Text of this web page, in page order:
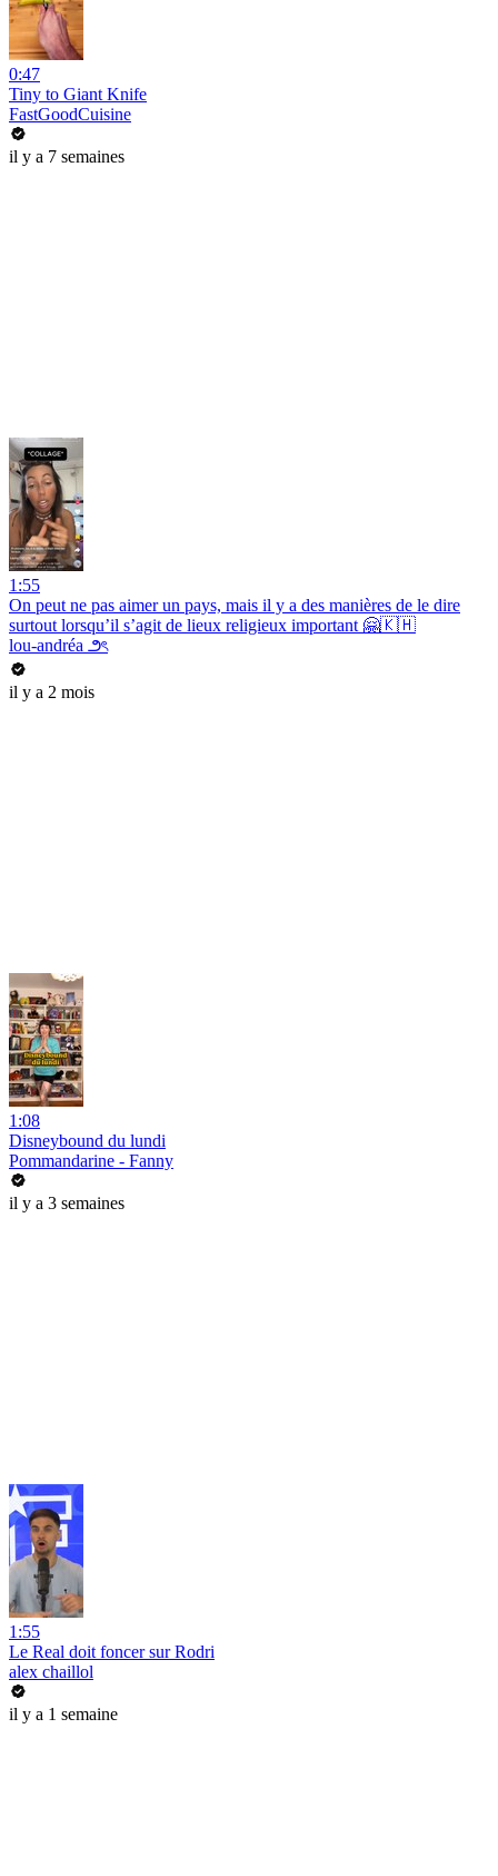
0:47
Tiny to Giant Knife
FastGoodCuisine
il y a 7 semaines
1:55
On peut ne pas aimer un pays, mais il y a des manières de le dire
surtout lorsqu’il s’agit de lieux religieux important 🤗🇰🇭
lou-andréa ౨ৎ
il y a 2 mois
1:08
Disneybound du lundi
Pommandarine - Fanny
il y a 3 semaines
1:55
Le Real doit foncer sur Rodri
alex chaillol
il y a 1 semaine